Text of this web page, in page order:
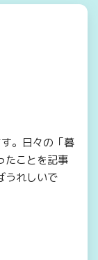
。日々の「暮
たことを記事
うれしいで